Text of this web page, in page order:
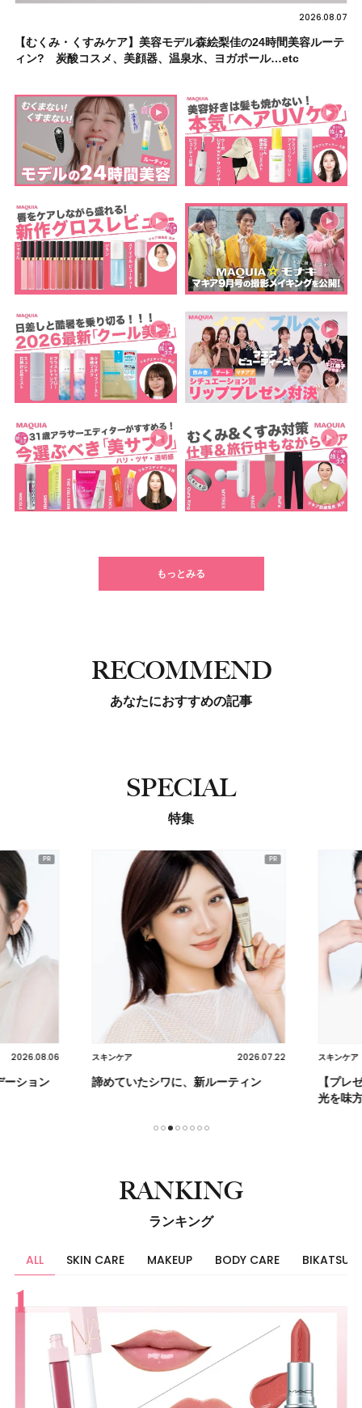
2026.08.07
【むくみ・くすみケア】美容モデル森絵梨佳の24時間美容ルーテ
ィン? 炭酸コスメ、美顔器、温泉水、ヨガポール…etc
もっとみる
RECOMMEND
あなたにおすすめの記事
SPECIAL
特集
2026.08.06
ション
スキンケア 2026.07.22
諦めていたシワに、新ルーティン
スキンケア
【プレ
光を味方
RANKING
ランキング
ALL SKIN CARE MAKEUP BODY CARE BIKATSU
すべて
スキンケア
メイク
ボディケア
美活
ヘア
ライフスタイル
ビューティーズ